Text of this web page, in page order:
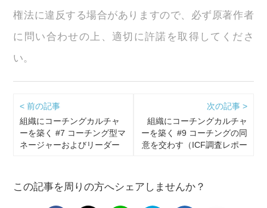
権法に違反する場合がありますので、必ず原著作者
に問い合わせの上、適切に許諾を取得してくださ
い。
< 前の記事
組織にコーチングカルチャ
ーを築く #7 コーチング型マ
ネージャーおよびリーダー
次の記事 >
組織にコーチングカルチャ
ーを築く #9 コーチングの同
意を交わす（ICF調査レポー
この記事を周りの方へシェアしませんか？